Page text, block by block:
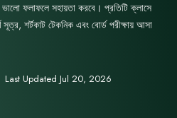
ভালো ফলাফলে সহায়তা করবে। প্রতিটি ক্লাসে
শর্টকাট টেকনিক এবং বোর্ড পরীক্ষায় আসা
Last Updated Jul 20, 2026